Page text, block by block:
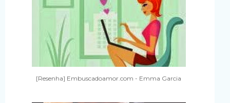
[Resenha] Embuscadoamor.com - Emma Garcia